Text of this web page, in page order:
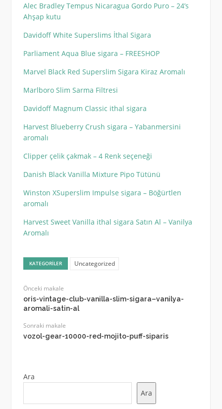
Alec Bradley Tempus Nicaragua Gordo Puro – 24’s
Ahşap kutu
Davidoff White Superslims İthal Sigara
Parliament Aqua Blue sigara – FREESHOP
Marvel Black Red Superslim Sigara Kiraz Aromalı
Marlboro Slim Sarma Filtresi
Davidoff Magnum Classic ithal sigara
Harvest Blueberry Crush sigara – Yabanmersini
aromalı
Clipper çelik çakmak – 4 Renk seçeneği
Danish Black Vanilla Mixture Pipo Tütünü
Winston XSuperslim Impulse sigara – Böğürtlen
aromalı
Harvest Sweet Vanilla ithal sigara Satın Al – Vanilya
Aromalı
KATEGORILER Uncategorized
Önceki makale
oris-vintage-club-vanilla-slim-sigara–vanilya-
aromali-satin-al
Sonraki makale
vozol-gear-10000-red-mojito-puff-siparis
Ara
Ara